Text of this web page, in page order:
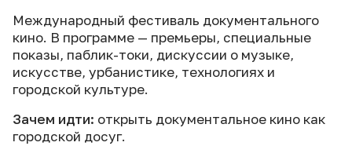
Международный фестиваль документального
кино. В программе — премьеры, специальные
показы, паблик-токи, дискуссии о музыке,
искусстве, урбанистике, технологиях и
городской культуре.
Зачем идти: открыть документальное кино как
городской досуг.